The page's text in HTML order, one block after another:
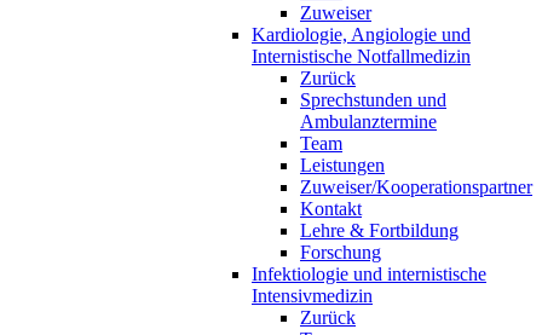
Zuweiser
Kardiologie, Angiologie und
Internistische Notfallmedizin
Zurück
Sprechstunden und
Ambulanztermine
Team
Leistungen
Zuweiser/Kooperationspartner
Kontakt
Lehre & Fortbildung
Forschung
Infektiologie und internistische
Intensivmedizin
Zurück